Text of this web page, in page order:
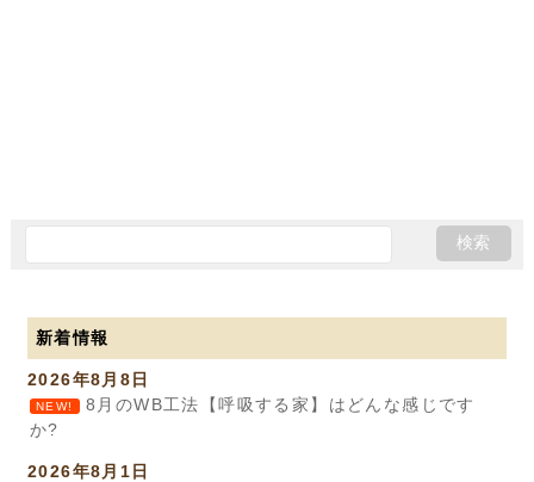
新着情報
2026年8月8日
NEW!
8月のWB工法【呼吸する家】はどんな感じです
か?
2026年8月1日